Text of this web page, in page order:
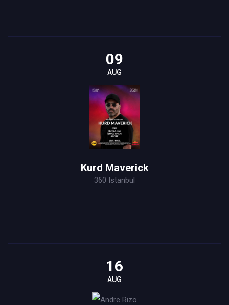
09
AUG
Kurd Maverick
360 Istanbul
16
AUG